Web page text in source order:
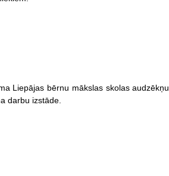
Liepājas bērnu mākslas skolas audzēkņu
darbu izstāde.